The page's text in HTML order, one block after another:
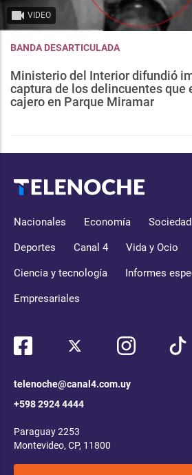
VIDEO
BANDA DESARTICULADA
Ministerio del Interior difundió
captura de los delincuentes que
cajero en Parque Miramar
Nacionales Economía Sociedad
Deportes Canal 4 Vida y Ocio
Ciencia y tecnología Informes
Empresariales
telenoche@canal4.com.uy
+598 2924 4444
Paraguay 2253
Montevideo, CP, 11800